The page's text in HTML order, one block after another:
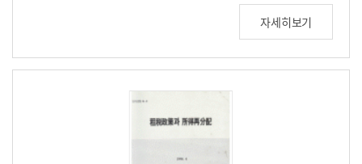
자세히보기